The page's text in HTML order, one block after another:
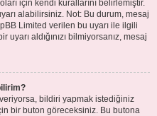
için kendi kurallarını belirlemiştir.
alabilirsiniz. Not: Bu durum, mesaj
Limited verilen bu uyarı ile ilgili
aldığınızı bilmiyorsanız, mesaj
bildiri yapmak istediğiniz
bir buton göreceksiniz. Bu butona